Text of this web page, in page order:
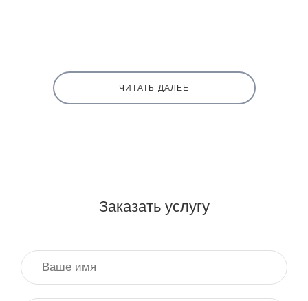
ЧИТАТЬ ДАЛЕЕ
Заказать услугу